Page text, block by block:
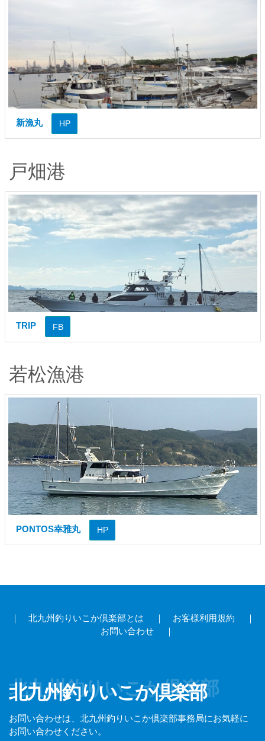
新漁丸 HP
戸畑港
TRIP FB
若松漁港
PONTOS幸雅丸 HP
｜ 北九州釣りいこか倶楽部とは ｜ お客様利用規約
｜
お問い合わせ
｜
北九州釣りいこか倶楽部
北九州釣りいこか倶楽部
お問い合わせは、北九州釣りいこか倶楽部事務局にお気軽に
お問い合わせください。